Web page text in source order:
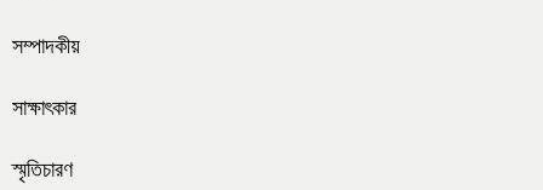
সম্পাদকীয়
সাক্ষাৎকার
স্মৃতিচারণ